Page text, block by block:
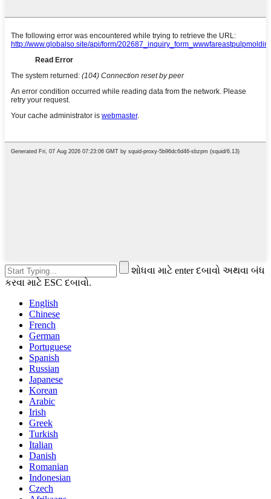
શોધવા માટે enter દબાવો અથવા બંધ
કરવા માટે ESC દબાવો.
English
Chinese
French
German
Portuguese
Spanish
Russian
Japanese
Korean
Arabic
Irish
Greek
Turkish
Italian
Danish
Romanian
Indonesian
Czech